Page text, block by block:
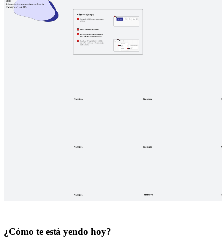
¿Cómo te está yendo hoy?